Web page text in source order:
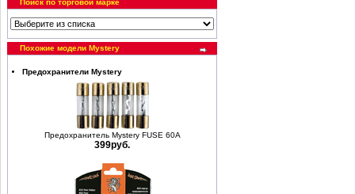
Поиск по торговой марке
Похожие модели Mystery
Предохранители Mystery
Предохранитель Mystery FUSE 60A
399руб.